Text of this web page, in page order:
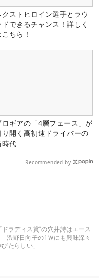
クストヒロイン選手とラウ
ドできるチャンス！詳しく
ちら！
ロギアの「4層フェース」が
り開く高初速ドライバーの
時代
Recommended by
ラディス賞”の穴井詩はエース
渋野日向子の1Ｗにも興味深々
たらしい」